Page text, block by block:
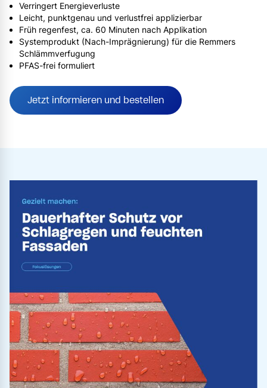
Verringert Energieverluste
Leicht, punktgenau und verlustfrei applizierbar
Früh regenfest, ca. 60 Minuten nach Applikation
Systemprodukt (Nach-Imprägnierung) für die Remmers
Schlämmverfugung
PFAS-frei formuliert
Jetzt informieren und bestellen